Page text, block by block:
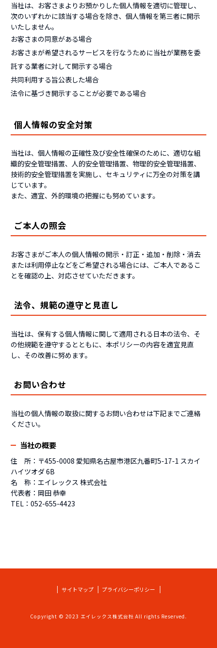
当社は、お客さまよりお預かりした個人情報を適切に管理し、
次のいずれかに該当する場合を除き、個人情報を第三者に開示
いたしません。
お客さまの同意がある場合
お客さまが希望されるサービスを行なうために当社が業務を委
託する業者に対して開示する場合
共同利用する旨公表した場合
法令に基づき開示することが必要である場合
個人情報の安全対策
当社は、個人情報の正確性及び安全性確保のために、適切な組
織的安全管理措置、人的安全管理措置、物理的安全管理措置、
技術的安全管理措置を実施し、セキュリティに万全の対策を講
じています。
また、適宜、外的環境の把握にも努めています。
ご本人の照会
お客さまがご本人の個人情報の開示・訂正・追加・削除・消去
または利用停止などをご希望される場合には、ご本人であるこ
とを確認の上、対応させていただきます。
法令、規範の遵守と見直し
当社は、保有する個人情報に関して適用される日本の法令、そ
の他規範を遵守するとともに、本ポリシーの内容を適宜見直
し、その改善に努めます。
お問い合わせ
当社の個人情報の取扱に関するお問い合わせは下記までご連絡
ください。
当社の概要
住 所：〒455-0008 愛知県名古屋市港区九番町5-17-1 スカイ
ハイツオダ 6B
名 称：エイレックス 株式会社
代表者：岡田 恭幸
TEL：052-655-4423
サイトマップ プライバシーポリシー
Copyright © 2023 エイレックス株式会社 All rights Reserved.